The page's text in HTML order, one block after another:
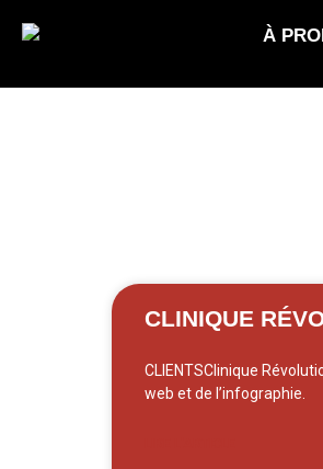
À
CLINIQUE
CLIENTSClinique
web et de l’infographie.